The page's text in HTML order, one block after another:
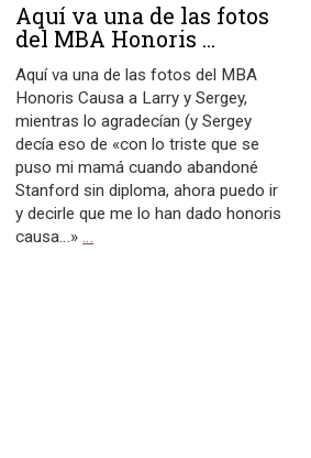
Aquí va una de las fotos
del MBA Honoris ...
Aquí va una de las fotos del MBA
Honoris Causa a Larry y Sergey,
mientras lo agradecían (y Sergey
decía eso de «con lo triste que se
puso mi mamá cuando abandoné
Stanford sin diploma, ahora puedo ir
y decirle que me lo han dado honoris
causa…»…